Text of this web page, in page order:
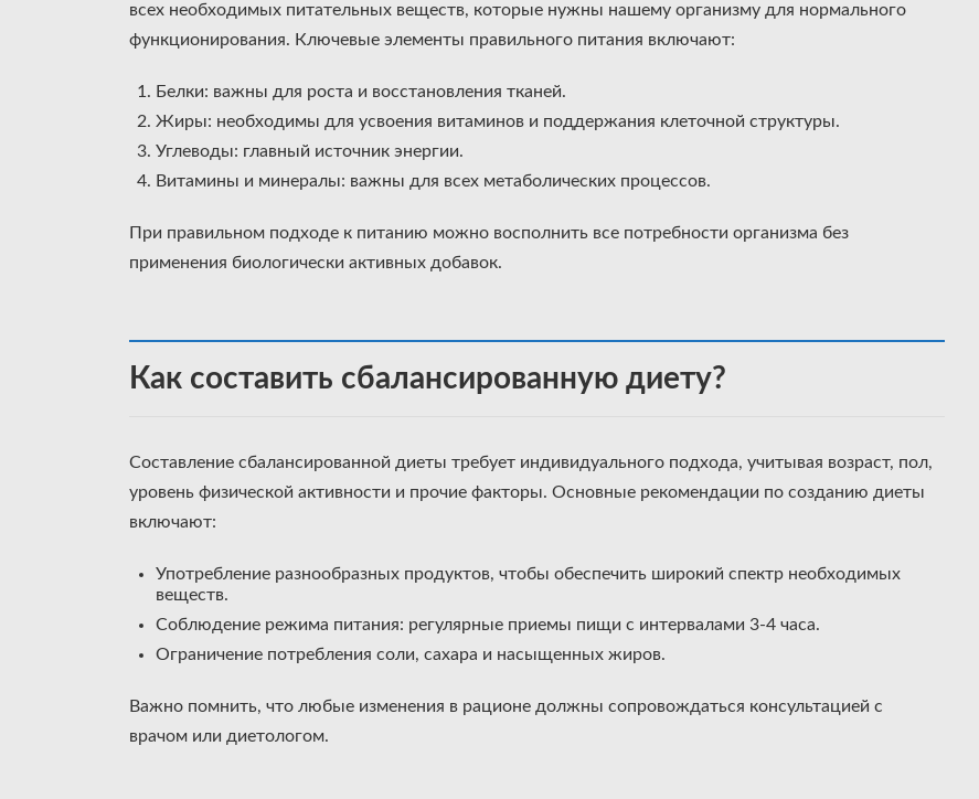
всех необходимых питательных веществ, которые нужны нашему организму для нормального
функционирования. Ключевые элементы правильного питания включают:
Белки: важны для роста и восстановления тканей.
Жиры: необходимы для усвоения витаминов и поддержания клеточной структуры.
Углеводы: главный источник энергии.
Витамины и минералы: важны для всех метаболических процессов.
При правильном подходе к питанию можно восполнить все потребности организма без
применения биологически активных добавок.
Как составить сбалансированную диету?
Составление сбалансированной диеты требует индивидуального подхода, учитывая возраст, пол,
уровень физической активности и прочие факторы. Основные рекомендации по созданию диеты
включают:
Употребление разнообразных продуктов, чтобы обеспечить широкий спектр необходимых
веществ.
Соблюдение режима питания: регулярные приемы пищи с интервалами 3-4 часа.
Ограничение потребления соли, сахара и насыщенных жиров.
Важно помнить, что любые изменения в рационе должны сопровождаться консультацией с
врачом или диетологом.